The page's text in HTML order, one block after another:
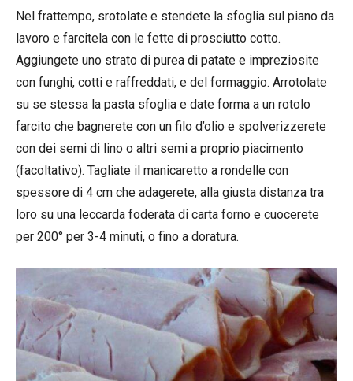
Nel frattempo, srotolate e stendete la sfoglia sul piano da
lavoro e farcitela con le fette di prosciutto cotto.
Aggiungete uno strato di purea di patate e impreziosite
con funghi, cotti e raffreddati, e del formaggio. Arrotolate
su se stessa la pasta sfoglia e date forma a un rotolo
farcito che bagnerete con un filo d’olio e spolverizzerete
con dei semi di lino o altri semi a proprio piacimento
(facoltativo). Tagliate il manicaretto a rondelle con
spessore di 4 cm che adagerete, alla giusta distanza tra
loro su una leccarda foderata di carta forno e cuocerete
per 200° per 3-4 minuti, o fino a doratura.